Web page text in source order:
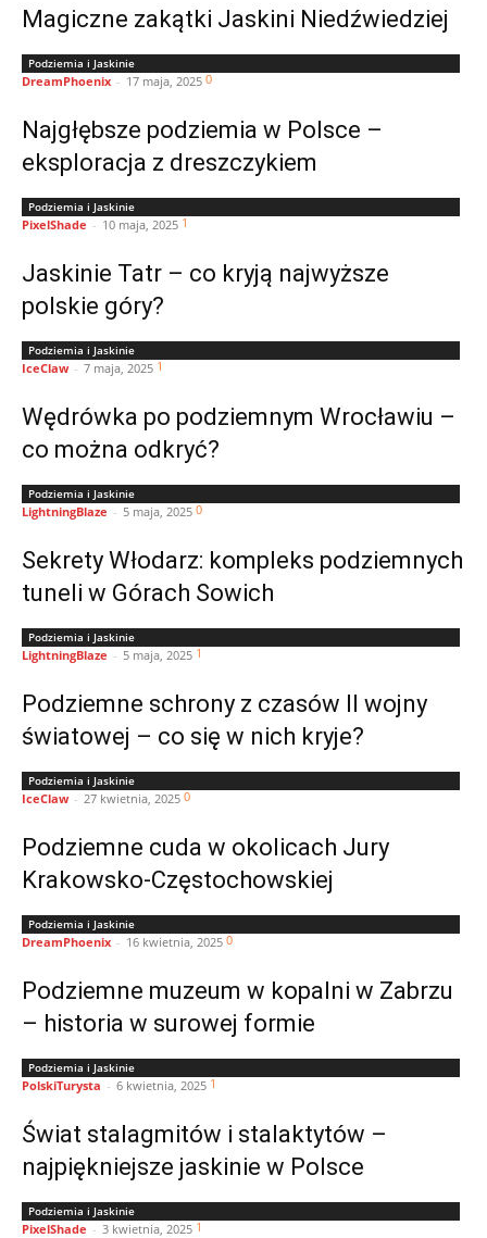
Magiczne zakątki Jaskini Niedźwiedziej
Podziemia i Jaskinie
DreamPhoenix - 17 maja, 2025 0
Najgłębsze podziemia w Polsce –
eksploracja z dreszczykiem
Podziemia i Jaskinie
PixelShade - 10 maja, 2025 1
Jaskinie Tatr – co kryją najwyższe
polskie góry?
Podziemia i Jaskinie
IceClaw - 7 maja, 2025 1
Wędrówka po podziemnym Wrocławiu –
co można odkryć?
Podziemia i Jaskinie
LightningBlaze - 5 maja, 2025 0
Sekrety Włodarz: kompleks podziemnych
tuneli w Górach Sowich
Podziemia i Jaskinie
LightningBlaze - 5 maja, 2025 1
Podziemne schrony z czasów II wojny
światowej – co się w nich kryje?
Podziemia i Jaskinie
IceClaw - 27 kwietnia, 2025 0
Podziemne cuda w okolicach Jury
Krakowsko-Częstochowskiej
Podziemia i Jaskinie
DreamPhoenix - 16 kwietnia, 2025 0
Podziemne muzeum w kopalni w Zabrzu
– historia w surowej formie
Podziemia i Jaskinie
PolskiTurysta - 6 kwietnia, 2025 1
Świat stalagmitów i stalaktytów –
najpiękniejsze jaskinie w Polsce
Podziemia i Jaskinie
PixelShade - 3 kwietnia, 2025 1